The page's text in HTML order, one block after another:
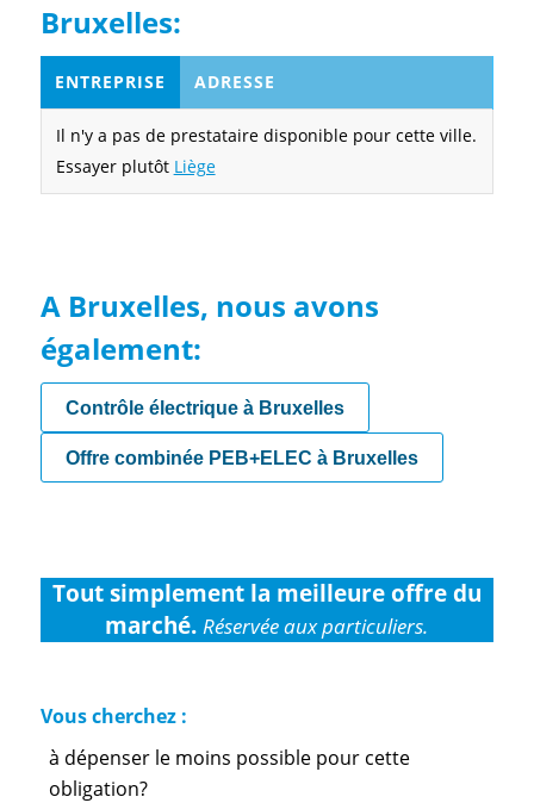
Bruxelles:
ENTREPRISE ADRESSE
Il n'y a pas de prestataire disponible pour cette ville.
Essayer plutôt Liège
A Bruxelles, nous avons
également:
Contrôle électrique à Bruxelles
Offre combinée PEB+ELEC à Bruxelles
Tout simplement la meilleure offre du
marché.Réservée aux particuliers.
Vous cherchez :
à dépenser le moins possible pour cette
obligation?